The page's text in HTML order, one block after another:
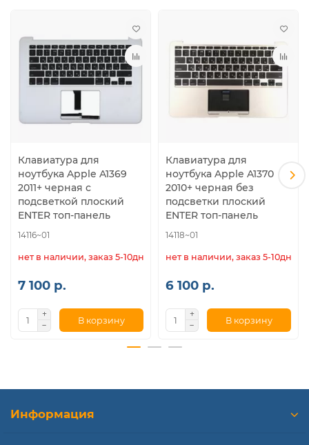
Клавиатура для
ноутбука Apple A1369
2011+ черная с
подсветкой плоский
ENTER топ-панель
14116~01
нет в наличии, заказ 5-10дн.
7 100 р.
В корзину
Клавиатура для
ноутбука Apple A1370
2010+ черная без
подсветки плоский
ENTER топ-панель
14118~01
нет в наличии, заказ 5-10дн.
6 100 р.
В корзину
Информация